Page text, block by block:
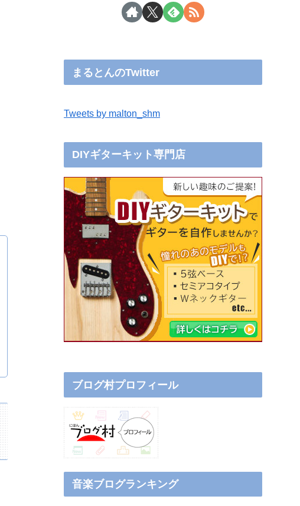
まるとんのTwitter
Tweets by malton_shm
DIYギターキット専門店
ブログ村プロフィール
音楽ブログランキング